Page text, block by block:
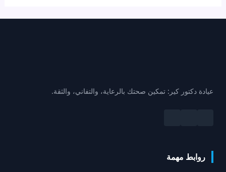
عيادة دكتور كير: تمكين صحتك بالرعاية، والتفاني، والثقة.
روابط مهمة